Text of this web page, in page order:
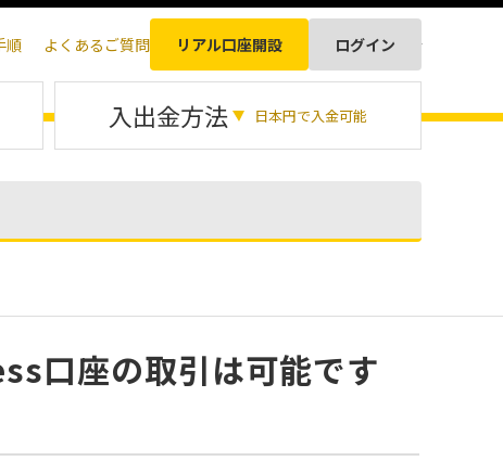
日本語
順 よくあるご質問 リアル口座開設 ログイン
入出金方法 日本円で入金可能
口座の取引は可能です